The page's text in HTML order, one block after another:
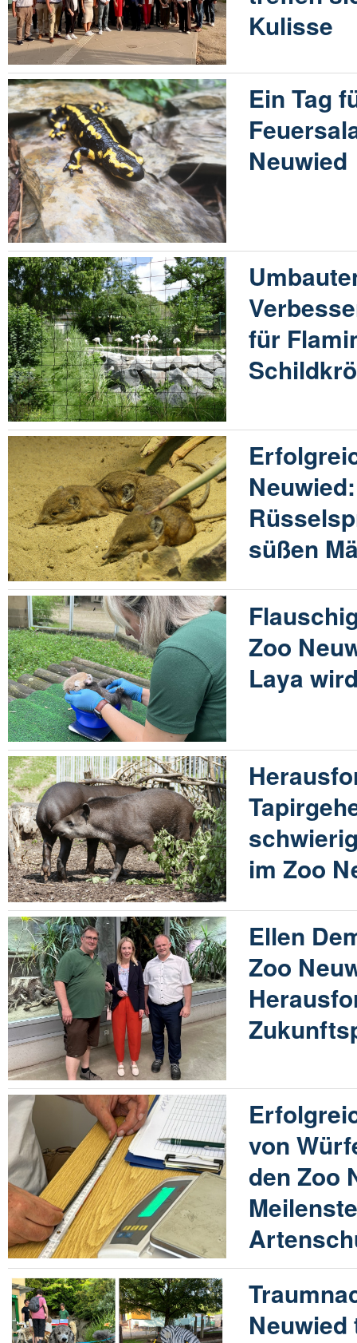
Kulisse
Ein Tag
Neuwied
für
süßen
Zoo
Laya
im Zoo
Ellen
Zoo
von
den Zoo